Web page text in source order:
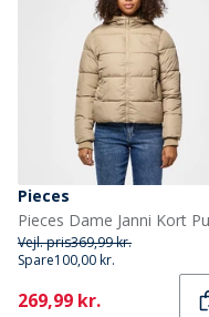
Pieces
Vejl. pris369,99 kr.
Spare100,00 kr.
Current
269,99 kr.